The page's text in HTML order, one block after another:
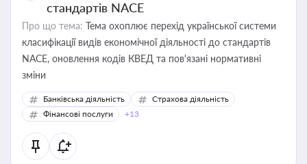
стандартів NACE
Про що тема: Тема охоплює перехід української системи
класифікації видів економічної діяльності до стандартів
NACE, оновлення кодів КВЕД та пов'язані нормативні
зміни
Банківська діяльність
Страхова діяльність
Фінансові послуги
+13